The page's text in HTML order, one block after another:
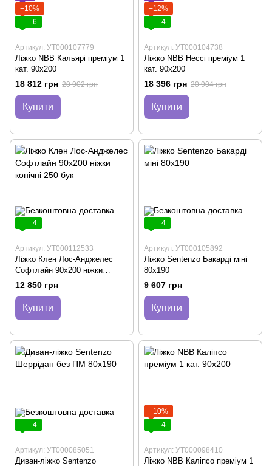
−10%
6
Артикул: УТ000107779
Лiжко NBB Кальярі премiум 1
кат. 90х200
18 812 грн 20 902 грн
Купити
−12%
4
Артикул: УТ000104738
Ліжко NBB Нессі преміум 1
кат. 90х200
18 396 грн 20 904 грн
Купити
4
Артикул: УТ000112533
Ліжко Клен Лос-Анджелес
Софтлайн 90х200 ніжки
конічні 250 бук
12 850 грн
Купити
4
Артикул: УТ000105892
Ліжко Sentenzo Бакарді міні
80х190
9 607 грн
Купити
4
Артикул: УТ000085051
Диван-ліжко Sentenzo
−10%
4
Артикул: УТ000098410
Лiжко NBВ Калiпсо премiум 1